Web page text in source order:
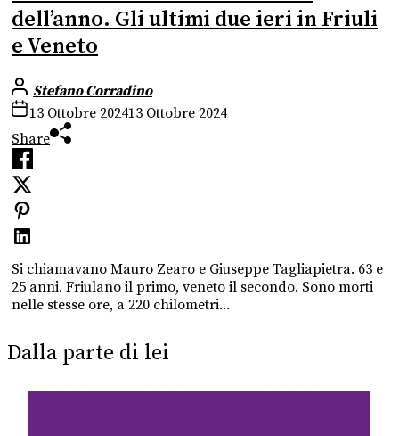
dell’anno. Gli ultimi due ieri in Friuli
e Veneto
Stefano Corradino
13 Ottobre 202413 Ottobre 2024
Share
Si chiamavano Mauro Zearo e Giuseppe Tagliapietra. 63 e
25 anni. Friulano il primo, veneto il secondo. Sono morti
nelle stesse ore, a 220 chilometri...
Dalla parte di lei